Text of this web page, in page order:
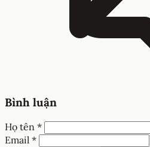
Bình luận
Họ tên *
Email *